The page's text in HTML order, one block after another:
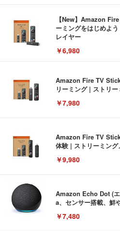
【New】Amazon
ーミングをはじめよ
レイヤー
￥6,980
Amazon Fire TV
リーミング | ストリ
￥7,980
Amazon Fire TV
体験 | ストリーミン
￥9,980
Amazon Echo Dot (
a、センサー搭載、鮮
￥7,480